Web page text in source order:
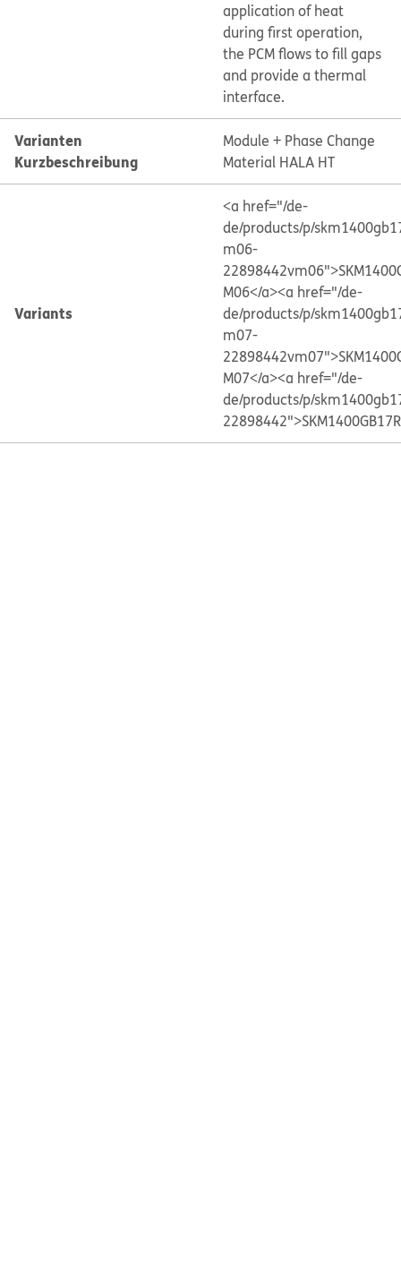
application of heat
during first operation,
the PCM flows to fill gaps
and provide a thermal
interface.
Varianten
Kurzbeschreibung
Module + Phase Change
Material HALA HT
Variants
<a href="/de-
de/products/p/
m06-
M06</a><a href="/de-
de/products/p/
m07-
M07</a><a href="/de-
de/products/p/